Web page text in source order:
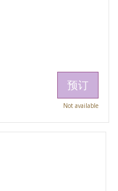
预订
Not available